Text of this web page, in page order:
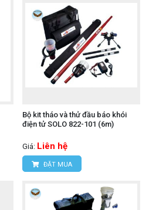
Bộ kit tháo và thử đầu báo khói
điện tử SOLO 822-101 (6m)
Giá: Liên hệ
ĐẶT MUA